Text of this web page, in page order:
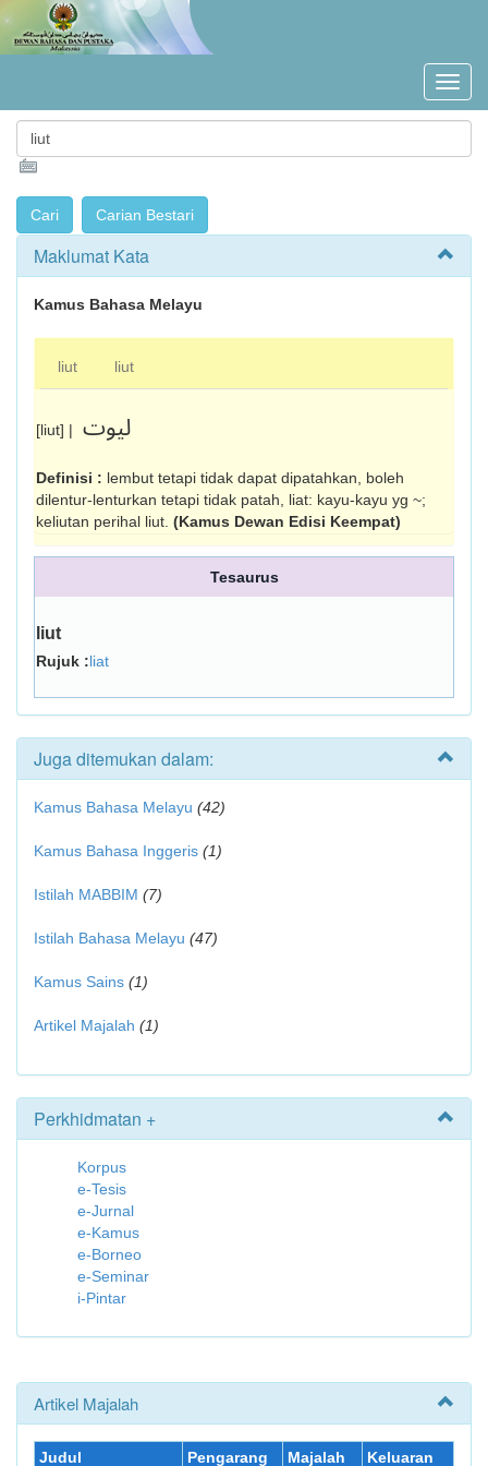
Maklumat Kata
Kamus Bahasa Melayu
liut liut
[liut] | ليوت
Definisi : lembut tetapi tidak dapat dipatahkan, boleh
dilentur-lenturkan tetapi tidak patah, liat: kayu-kayu yg ~;
keliutan perihal liut. (Kamus Dewan Edisi Keempat)
Tesaurus
liut
Rujuk :liat
Juga ditemukan dalam:
Kamus Bahasa Melayu (42)
Kamus Bahasa Inggeris (1)
Istilah MABBIM (7)
Istilah Bahasa Melayu (47)
Kamus Sains (1)
Artikel Majalah (1)
Perkhidmatan +
Korpus
e-Tesis
e-Jurnal
e-Kamus
e-Borneo
e-Seminar
i-Pintar
Artikel Majalah
Judul Pengarang Majalah Keluaran